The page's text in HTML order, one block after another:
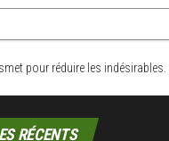
pour réduire les indésirables.
RÉCENTS